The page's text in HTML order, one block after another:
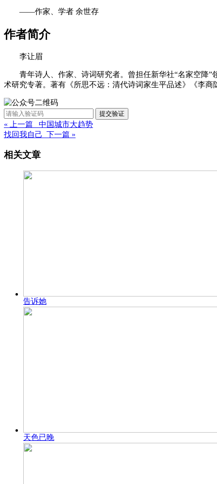
——作家、学者 余世存
作者简介
李让眉
青年诗人、作家、诗词研究者。曾担任新华社“名家空降
术研究专著。著有《所思不远：清代诗词家生平品述》《李
提交验证
« 上一篇 中国城市大趋势
找回我自己 下一篇 »
相关文章
告诉她
天色已晚